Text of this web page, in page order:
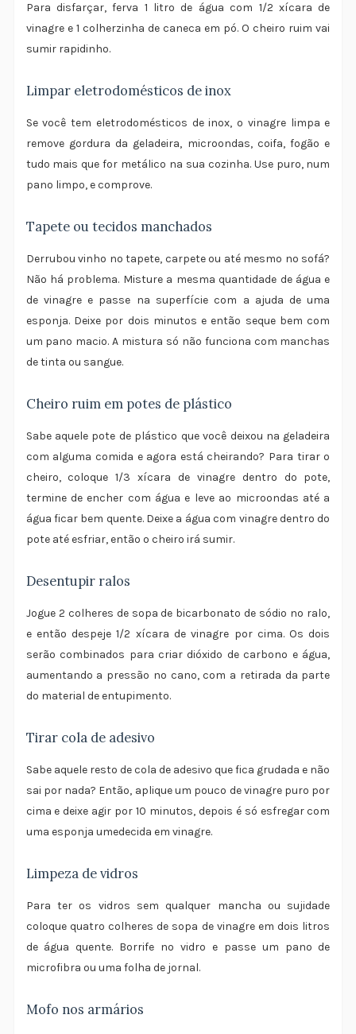
Para disfarçar, ferva 1 litro de água com 1/2 xícara de
vinagre e 1 colherzinha de caneca em pó. O cheiro ruim vai
sumir rapidinho.
Limpar eletrodomésticos de inox
Se você tem eletrodomésticos de inox, o vinagre limpa e
remove gordura da geladeira, microondas, coifa, fogão e
tudo mais que for metálico na sua cozinha. Use puro, num
pano limpo, e comprove.
Tapete ou tecidos manchados
Derrubou vinho no tapete, carpete ou até mesmo no sofá?
Não há problema. Misture a mesma quantidade de água e
de vinagre e passe na superfície com a ajuda de uma
esponja. Deixe por dois minutos e então seque bem com
um pano macio. A mistura só não funciona com manchas
de tinta ou sangue.
Cheiro ruim em potes de plástico
Sabe aquele pote de plástico que você deixou na geladeira
com alguma comida e agora está cheirando? Para tirar o
cheiro, coloque 1/3 xícara de vinagre dentro do pote,
termine de encher com água e leve ao microondas até a
água ficar bem quente. Deixe a água com vinagre dentro do
pote até esfriar, então o cheiro irá sumir.
Desentupir ralos
Jogue 2 colheres de sopa de bicarbonato de sódio no ralo,
e então despeje 1/2 xícara de vinagre por cima. Os dois
serão combinados para criar dióxido de carbono e água,
aumentando a pressão no cano, com a retirada da parte
do material de entupimento.
Tirar cola de adesivo
Sabe aquele resto de cola de adesivo que fica grudada e não
sai por nada? Então, aplique um pouco de vinagre puro por
cima e deixe agir por 10 minutos, depois é só esfregar com
uma esponja umedecida em vinagre.
Limpeza de vidros
Para ter os vidros sem qualquer mancha ou sujidade
coloque quatro colheres de sopa de vinagre em dois litros
de água quente. Borrife no vidro e passe um pano de
microfibra ou uma folha de jornal.
Mofo nos armários